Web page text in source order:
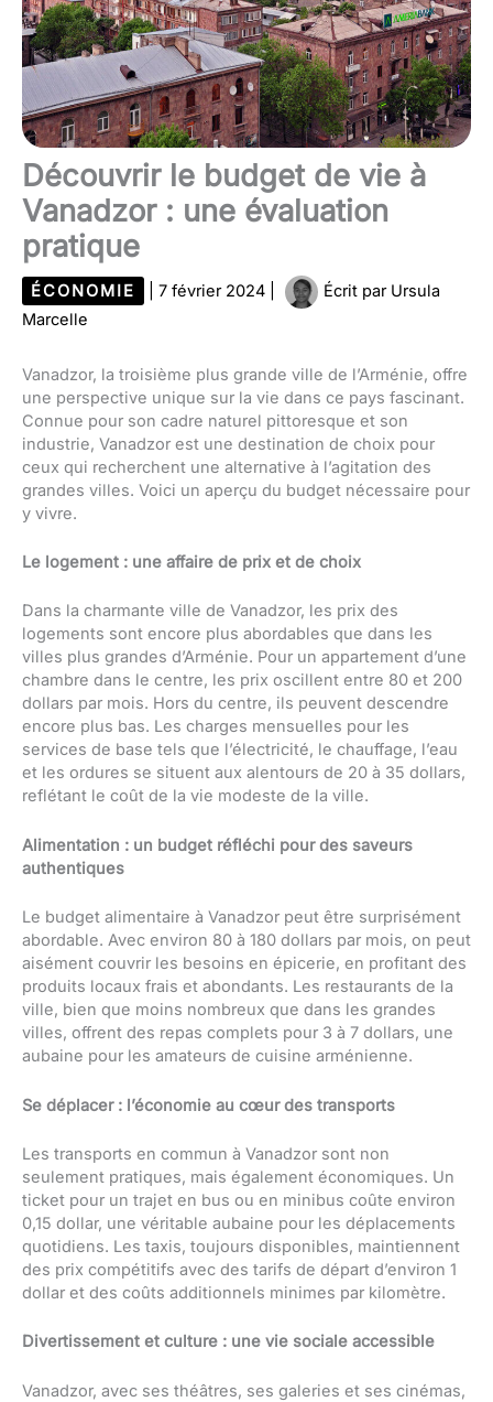
Découvrir le budget de vie à
Vanadzor : une évaluation
pratique
ÉCONOMIE 7 février 2024 Écrit par Ursula
Marcelle
Vanadzor, la troisième plus grande ville de l’Arménie, offre
une perspective unique sur la vie dans ce pays fascinant.
Connue pour son cadre naturel pittoresque et son
industrie, Vanadzor est une destination de choix pour
ceux qui recherchent une alternative à l’agitation des
grandes villes. Voici un aperçu du budget nécessaire pour
y vivre.
Le logement : une affaire de prix et de choix
Dans la charmante ville de Vanadzor, les prix des
logements sont encore plus abordables que dans les
villes plus grandes d’Arménie. Pour un appartement d’une
chambre dans le centre, les prix oscillent entre 80 et 200
dollars par mois. Hors du centre, ils peuvent descendre
encore plus bas. Les charges mensuelles pour les
services de base tels que l’électricité, le chauffage, l’eau
et les ordures se situent aux alentours de 20 à 35 dollars,
reflétant le coût de la vie modeste de la ville.
Alimentation : un budget réfléchi pour des saveurs
authentiques
Le budget alimentaire à Vanadzor peut être surprisément
abordable. Avec environ 80 à 180 dollars par mois, on peut
aisément couvrir les besoins en épicerie, en profitant des
produits locaux frais et abondants. Les restaurants de la
ville, bien que moins nombreux que dans les grandes
villes, offrent des repas complets pour 3 à 7 dollars, une
aubaine pour les amateurs de cuisine arménienne.
Se déplacer : l’économie au cœur des transports
Les transports en commun à Vanadzor sont non
seulement pratiques, mais également économiques. Un
ticket pour un trajet en bus ou en minibus coûte environ
0,15 dollar, une véritable aubaine pour les déplacements
quotidiens. Les taxis, toujours disponibles, maintiennent
des prix compétitifs avec des tarifs de départ d’environ 1
dollar et des coûts additionnels minimes par kilomètre.
Divertissement et culture : une vie sociale accessible
Vanadzor, avec ses théâtres, ses galeries et ses cinémas,